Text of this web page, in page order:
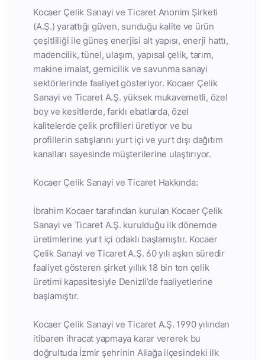
Kocaer Çelik Sanayi ve Ticaret Anonim Şirketi
(A.Ş.) yarattığı güven, sunduğu kalite ve ürün
çeşitliliği ile güneş enerjisi alt yapısı, enerji hattı,
madencilik, tünel, ulaşım, yapısal çelik, tarım,
makine imalat, gemicilik ve savunma sanayi
sektörlerinde faaliyet gösteriyor. Kocaer Çelik
Sanayi ve Ticaret A.Ş. yüksek mukavemetli, özel
boy ve kesitlerde, farklı ebatlarda, özel
kalitelerde çelik profilleri üretiyor ve bu
profillerin satışlarını yurt içi ve yurt dışı dağıtım
kanalları sayesinde müşterilerine ulaştırıyor.
Kocaer Çelik Sanayi ve Ticaret Hakkında:
İbrahim Kocaer tarafından kurulan Kocaer Çelik
Sanayi ve Ticaret A.Ş. kurulduğu ilk dönemde
üretimlerine yurt içi odaklı başlamıştır. Kocaer
Çelik Sanayi ve Ticaret A.Ş. 60 yılı aşkın süredir
faaliyet gösteren şirket yıllık 18 bin ton çelik
üretimi kapasitesiyle Denizli’de faaliyetlerine
başlamıştır.
Kocaer Çelik Sanayi ve Ticaret A.Ş. 1990 yılından
itibaren ihracat yapmaya karar vererek bu
doğrultuda İzmir şehrinin Aliağa ilçesindeki ilk